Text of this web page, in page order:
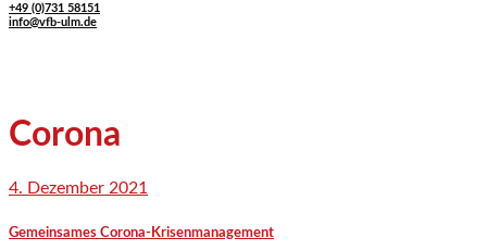
+49 (0)731 58151
info@vfb-ulm.de
Corona
4. Dezember 2021
Gemeinsames Corona-Krisenmanagement